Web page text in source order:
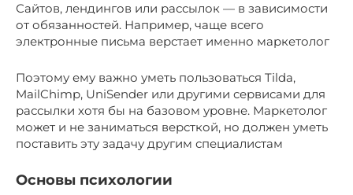
Сайтов, лендингов или рассылок — в зависимости
от обязанностей. Например, чаще всего
электронные письма верстает именно маркетолог
Поэтому ему важно уметь пользоваться Tilda,
MailChimp, UniSender или другими сервисами для
рассылки хотя бы на базовом уровне. Маркетолог
может и не заниматься версткой, но должен уметь
поставить эту задачу другим специалистам
Основы психологии